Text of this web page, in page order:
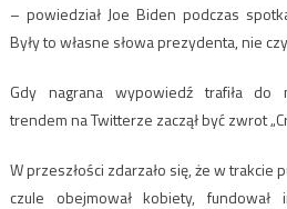
– powiedział Joe Biden podczas
Były to własne słowa prezydenta, nie
Gdy nagrana wypowiedź trafiła do
trendem na Twitterze zaczął być zwrot
W przeszłości zdarzało się, że w trakcie
czule obejmował kobiety, fundował